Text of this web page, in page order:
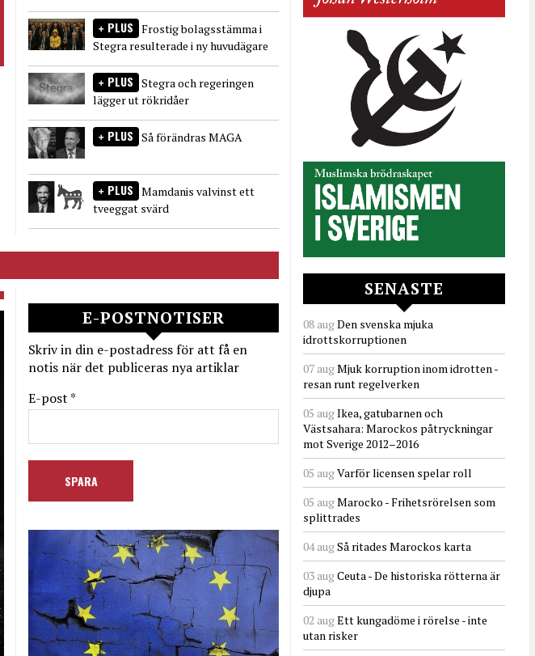
PLUS Frostig bolagsstämma i
Stegra resulterade i ny huvudägare
PLUS Stegra och regeringen
lägger ut rökridåer
PLUS Så förändras MAGA
PLUS Mamdanis valvinst ett
tveeggat svärd
E-POSTNOTISER
Skriv in din e-postadress för att få en
notis när det publiceras nya artiklar
E-post *
SENASTE
08 augDen svenska mjuka
idrottskorruptionen
07 augMjuk korruption inom idrotten -
resan runt regelverken
05 augIkea, gatubarnen och
Västsahara: Marockos påtryckningar
mot Sverige 2012–2016
05 augVarför licensen spelar roll
05 augMarocko - Frihetsrörelsen som
splittrades
04 augSå ritades Marockos karta
03 augCeuta - De historiska rötterna är
djupa
02 augEtt kungadöme i rörelse - inte
utan risker